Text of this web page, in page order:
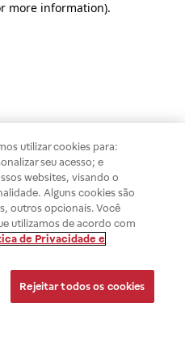
more information).
utilizar cookies para:
seu acesso; e
websites, visando o
Alguns cookies são
outros opcionais. Você
utilizamos de acordo com
de Privacidade e
Rejeitar todos os cookies